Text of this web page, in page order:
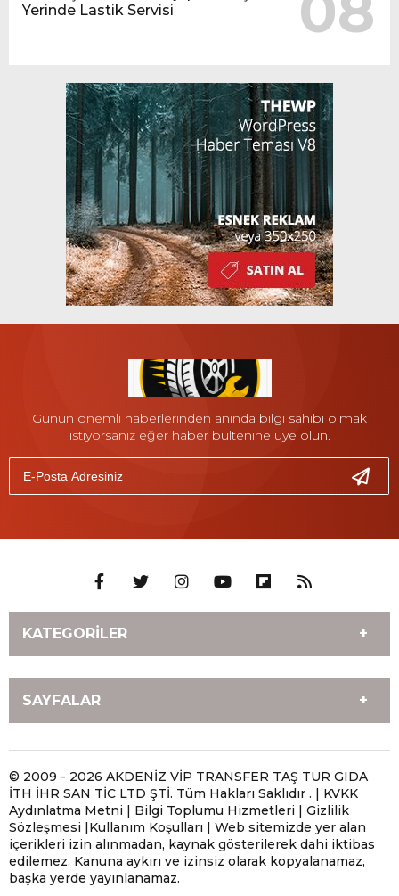
Yerinde Lastik Servisi
Günün önemli haberlerinden anında bilgi sahibi olmak
istiyorsanız eğer haber bültenine üye olun.
KATEGORİLER
HİZMETLERİMİZ
ANTALYA MOBİL LASTİKÇİ
İLETİŞİM
Değişimi
Antalya Oto ve Motosiklet
Lastik Yol Yardım
Antalya Gezici Lastikçi |
Mobil Lastik Servisi
Ayağınıza Gelsin
Antalya En Yakın Lastikçi |
Size En Yakın Mobil Lastik
Servisi
Antalya Hava Kaçıran
Lastik Tamiri | Mobil
SAYFALAR
Antalya Çivi Batan Lastik
Tamiri | Mobil Lastikçi ile
Yerinde Onarım
Antalya Patlak Lastik
Tamiri | Mobil Lastik
Tamir Hizmeti
Antalya Acil Lastikçi |
Yerinde Mobil Lastik
Antalya 7/24 Mobil
Lastikçi | Acil Yol Yardım
© 2009 - 2026 AKDENİZ VİP TRANSFER TAŞ TUR GIDA
İTH İHR SAN TİC LTD ŞTİ. Tüm Hakları Saklıdır . | KVKK
Aydınlatma Metni | Bilgi Toplumu Hizmetleri | Gizlilik
Sözleşmesi |Kullanım Koşulları | Web sitemizde yer alan
içerikleri izin alınmadan, kaynak gösterilerek dahi iktibas
edilemez. Kanuna aykırı ve izinsiz olarak kopyalanamaz,
başka yerde yayınlanamaz.